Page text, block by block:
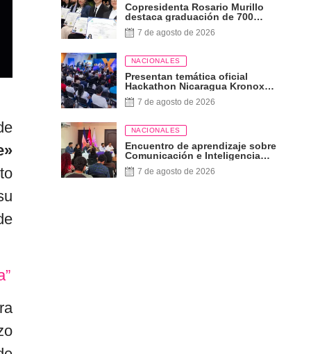
Copresidenta Rosario Murillo
destaca graduación de 700
nuevos profesionales Pueblo
Presidente
7 de agosto de 2026
NACIONALES
Presentan temática oficial
Hackathon Nicaragua Kronox
2026, 10 años ¡Siempre Más
Allá!7 de agosto de 2026
NACIONALES
Encuentro de aprendizaje sobre
Comunicación e Inteligencia
Artificial
7 de agosto de 2026